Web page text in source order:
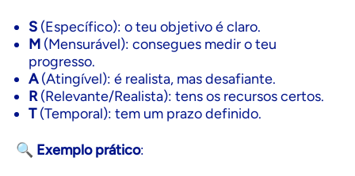
S (Específico): o teu objetivo é claro.
M (Mensurável): consegues medir o teu
progresso.
A(Atingível): é realista, mas desafiante.
R(Relevante/Realista): tens os recursos certos.
T(Temporal): tem um prazo definido.
🔍 Exemplo prático: